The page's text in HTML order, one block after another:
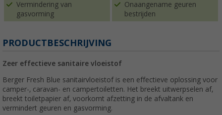
Vermindering van
gasvorming
Onaangename geuren
bestrijden
PRODUCTBESCHRIJVING
Zeer effectieve sanitaire vloeistof
Berger Fresh Blue sanitairvloeistof is een effectieve oplossing voor
camper-, caravan- en campertoiletten. Het breekt uitwerpselen af,
breekt toiletpapier af, voorkomt afzetting in de afvaltank en
vermindert geuren en gasvorming.